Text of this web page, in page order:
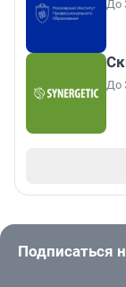
До
До
Подписаться